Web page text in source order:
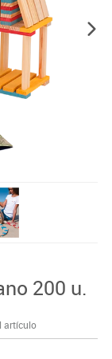
200 u.
artículo